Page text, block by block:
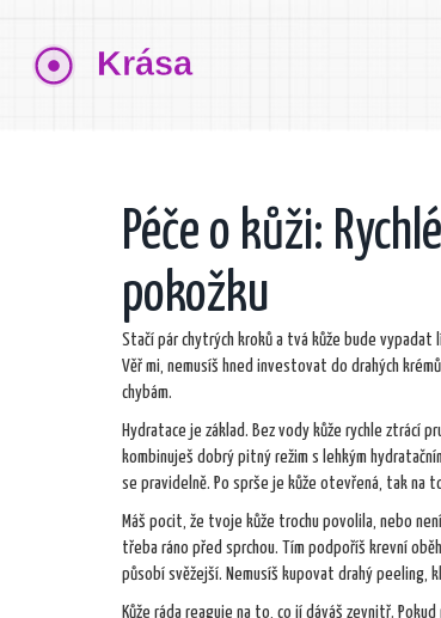
Péče o kůži:
pokožku
Stačí pár chytrých kroků a tvá kůže bude vypadat
Věř mi, nemusíš hned investovat do drahých
chybám.
Hydratace je základ. Bez vody kůže rychle ztrácí
kombinuješ dobrý pitný režim s lehkým
se pravidelně. Po sprše je kůže otevřená, tak na
Máš pocit, že tvoje kůže trochu povolila, nebo
třeba ráno před sprchou. Tím podpoříš krevní
působí svěžejší. Nemusíš kupovat drahý peeling,
Kůže ráda reaguje na to, co jí dáváš zevnitř.